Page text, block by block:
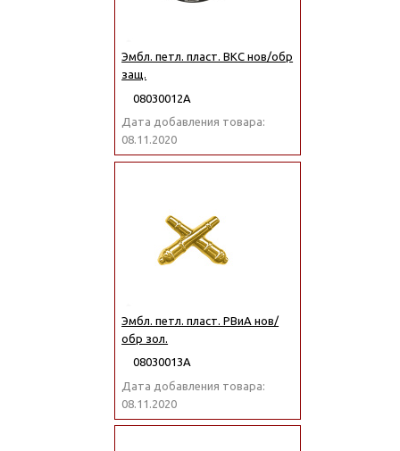
Эмбл. петл. пласт. ВКС нов/обр
защ.
08030012А
Дата добавления товара:
08.11.2020
Эмбл. петл. пласт. РВиА нов/
обр зол.
08030013А
Дата добавления товара:
08.11.2020